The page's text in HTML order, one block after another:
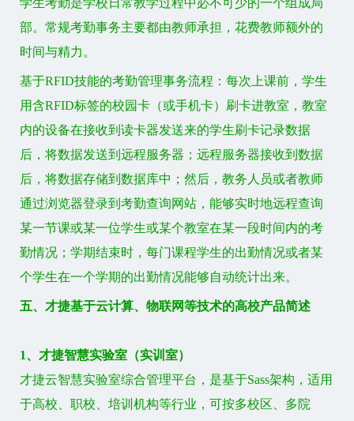
学生考勤是学校日常教学过程中必不可少的一个组成局
部。常规考勤事务主要都由教师承担，花费教师额外的
时间与精力。
基于RFID技能的考勤管理事务流程：每次上课前，学生
用含RFID标签的校园卡（或手机卡）刷卡进教室，教室
内的设备在接收到读卡器发送来的学生刷卡记录数据
后，将数据发送到远程服务器；远程服务器接收到数据
后，将数据存储到数据库中；然后，教务人员或者教师
通过浏览器登录到考勤查询网站，能够实时地远程查询
某一节课或某一位学生或某个教室在某一段时间内的考
勤情况；学期结束时，每门课程学生的出勤情况或者某
个学生在一个学期的出勤情况能够自动统计出来。
五、才捷基于云计算、物联网等技术的高校产品简述
1、才捷智慧实验室（实训室）
才捷云智慧实验室综合管理平台，是基于Sass架构，适用
于高校、职校、培训机构等行业，可按多校区、多院